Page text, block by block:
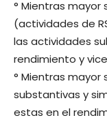
° Mientras mayor
(actividades de
las actividades
rendimiento y
° Mientras
substantivas y
estas en el